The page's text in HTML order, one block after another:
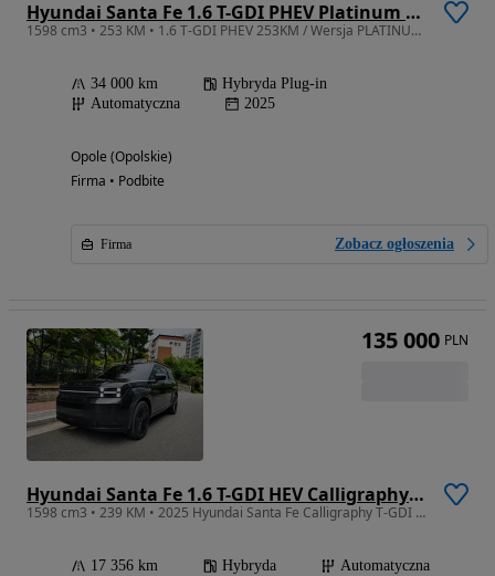
Hyundai Santa Fe 1.6 T-GDI PHEV Platinum 4WD
1598 cm3 • 253 KM • 1.6 T-GDI PHEV 253KM / Wersja PLATINUM TECH / Salon PL / FV23%
34 000 km
Hybryda Plug-in
Automatyczna
2025
Opole (Opolskie)
Firma • Podbite
Firma Zobacz ogłoszenia
Hyundai Santa Fe 1.6 T-GDI HEV Calligraphy 4WD 7os
1598 cm3 • 239 KM • 2025 Hyundai Santa Fe Calligraphy T-GDI HEV 7-osobowy
17 356 km Hybryda
Automatyczna
135 000 PLN